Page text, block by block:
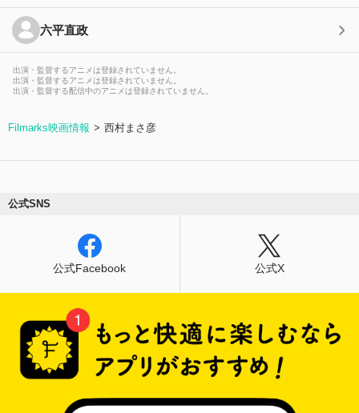
六平直政
出演・監督するアニメは登録されていません。
出演・監督するアニメは登録されていません。
出演・監督する配信中のアニメは登録されていません。
Filmarks映画情報 西村まさ彦
公式SNS
公式Facebook 公式X